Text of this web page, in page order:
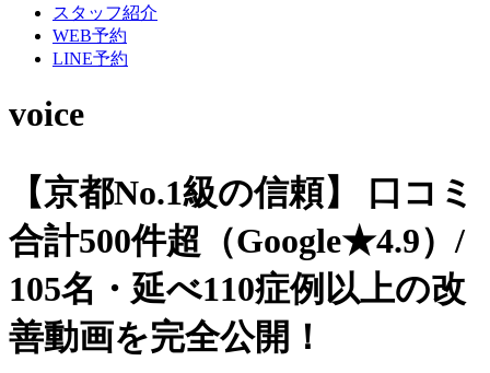
スタッフ紹介
WEB予約
LINE予約
voice
【京都No.1級の信頼】
口コミ
合計500件超（Google★4.9）/
105名・延べ110症例以上の改
善動画を完全公開！